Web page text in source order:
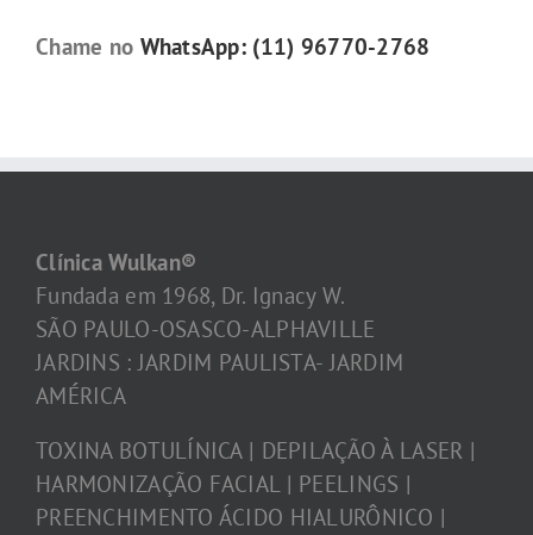
Chame no WhatsApp: (11) 96770-2768
Clínica Wulkan®
Fundada em 1968, Dr. Ignacy W.
SÃO PAULO-OSASCO-ALPHAVILLE
JARDINS : JARDIM PAULISTA- JARDIM
AMÉRICA
TOXINA BOTULÍNICA | DEPILAÇÃO À LASER |
HARMONIZAÇÃO FACIAL | PEELINGS |
PREENCHIMENTO ÁCIDO HIALURÔNICO |